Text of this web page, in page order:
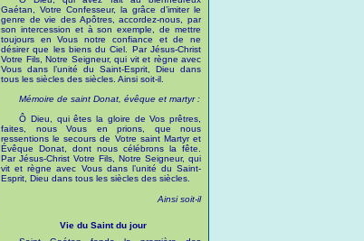
Gaétan, Votre Confesseur, la grâce d’imiter le
genre de vie des Apôtres, accordez-nous, par
son intercession et à son exemple, de mettre
toujours en Vous notre confiance et de ne
désirer que les biens du Ciel. Par Jésus-Christ
Votre Fils, Notre Seigneur, qui vit et règne avec
Vous dans l’unité du Saint-Esprit, Dieu dans
tous les siècles des siècles. Ainsi soit-il.
Mémoire de saint Donat, évêque et martyr :
Ô Dieu, qui êtes la gloire de Vos prêtres,
faites, nous Vous en prions, que nous
ressentions le secours de Votre saint Martyr et
Évêque Donat, dont nous célébrons la fête.
Par Jésus-Christ Votre Fils, Notre Seigneur, qui
vit et règne avec Vous dans l’unité du Saint-
Esprit, Dieu dans tous les siècles des siècles.
Ainsi soit-il
Vie du Saint du jour